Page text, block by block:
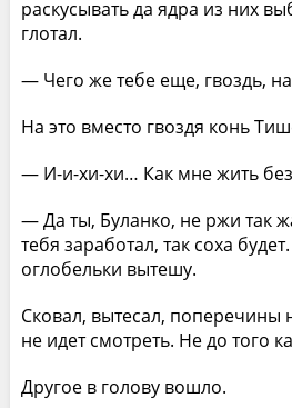
раскусывать да ядра из них
глотал.
— Чего же тебе еще, гвоздь,
На это вместо гвоздя конь
— И-и-хи-хи… Как мне жить
— Да ты, Буланко, не ржи так
тебя заработал, так соха
оглобельки вытешу.
Сковал, вытесал, поперечины
не идет смотреть. Не до того
Другое в голову вошло.